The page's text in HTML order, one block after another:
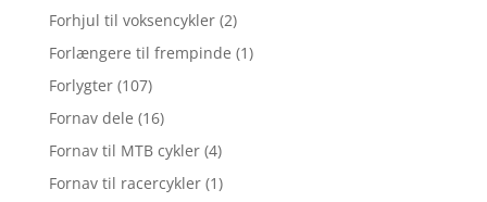
Forhjul til voksencykler (2)
Forlængere til frempinde (1)
Forlygter (107)
Fornav dele (16)
Fornav til MTB cykler (4)
Fornav til racercykler (1)